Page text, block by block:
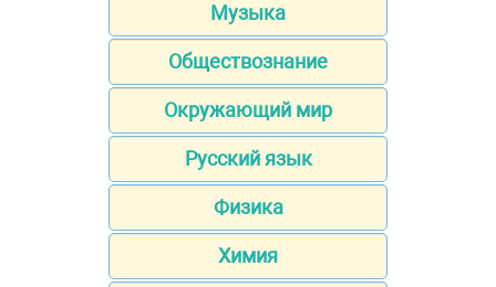
Музыка
Обществознание
Окружающий мир
Русский язык
Физика
Химия